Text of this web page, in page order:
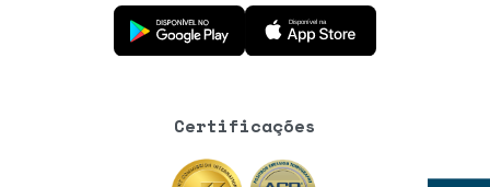
Baixe o aplicativo na Google Play Store
Baixe o aplicativo na App Store
Certificações